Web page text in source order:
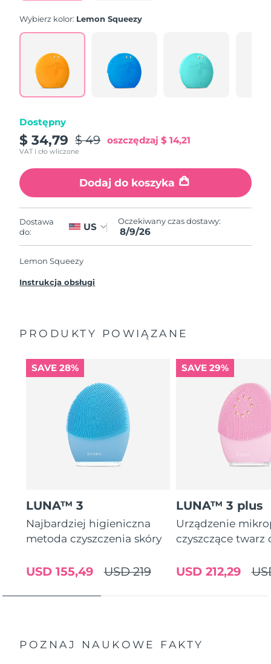
Wybierz kolor: Lemon Squeezy
Dostępny
$ 34,79 $ 49 oszczędzaj$ 14,21
VAT i cło wliczone
Dodaj do koszyka
Dostawa
do:
US Oczekiwany czas dostawy:
8/9/26
Lemon Squeezy
Instrukcja obsługi
PRODUKTY POWIĄZANE
SAVE 28%
LUNA™ 3
Najbardziej higieniczna
metoda czyszczenia skóry
USD 219
USD 155,49
SAVE 29%
LUNA™ 3 plus
Urządzenie
czyszczące twarz
USD 212,29
POZNAJ NAUKOWE FAKTY